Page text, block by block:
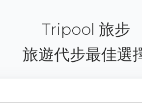
Tripool 旅步
旅遊代步最佳選